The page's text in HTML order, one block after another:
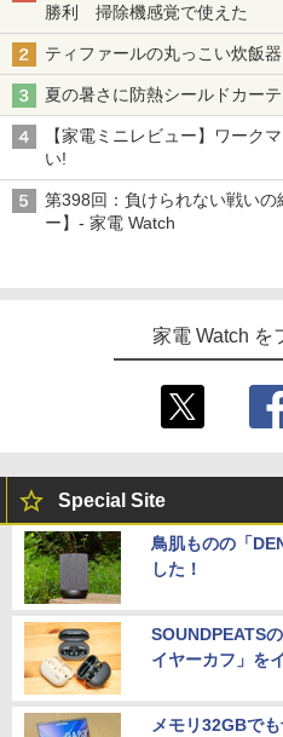
勝利 掃除機感覚で使えた
ティファールの丸っこい炊飯
夏の暑さに防熱シールドカー
【家電ミニレビュー】ワーク
い!
第398回：負けられない戦い
ー】- 家電 Watch
家電 Watch を
Special Site
鳥肌ものの「
した！
SOUNDPEATS
イヤーカフ」を
メモリ32GBで